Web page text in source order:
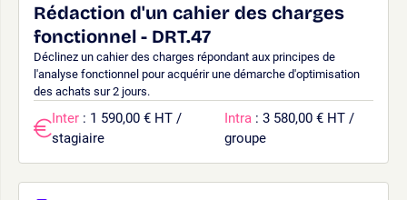
Rédaction d'un cahier des charges
fonctionnel - DRT.47
Déclinez un cahier des charges répondant aux principes de
l'analyse fonctionnel pour acquérir une démarche d'optimisation
des achats sur 2 jours.
Inter : 1 590,00 € HT /
stagiaire
Intra : 3 580,00 € HT /
groupe